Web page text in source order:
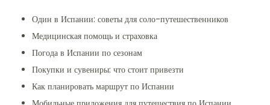
Один в Испании: советы для соло-путешественников
Медицинская помощь и страховка
Погода в Испании по сезонам
Покупки и сувениры: что стоит привезти
Как планировать маршрут по Испании